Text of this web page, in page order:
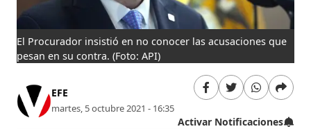
El Procurador insistió en no conocer las acusaciones que
pesan en su contra.(Foto: API)
EFE
martes, 5 octubre 2021 - 16:35
Activar Notificaciones